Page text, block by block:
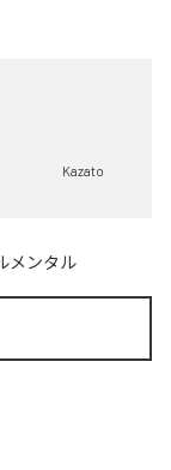
Kazato
メンタル